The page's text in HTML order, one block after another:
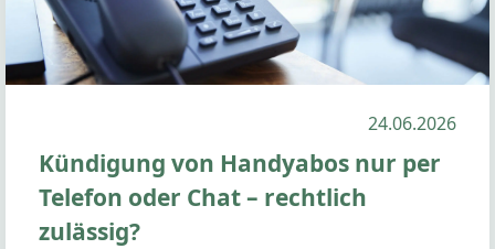
24.06.2026
Kündigung von Handyabos nur per
Telefon oder Chat – rechtlich
zulässig?